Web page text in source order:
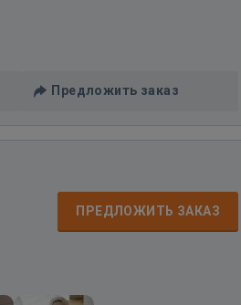
Предложить заказ
ПРЕДЛОЖИТЬ ЗАКАЗ